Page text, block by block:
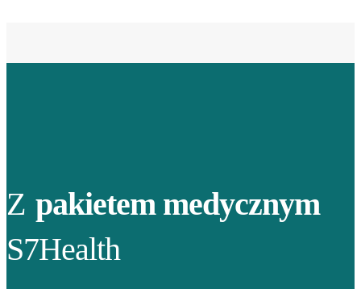
Z pakietem medycznym
S7Health